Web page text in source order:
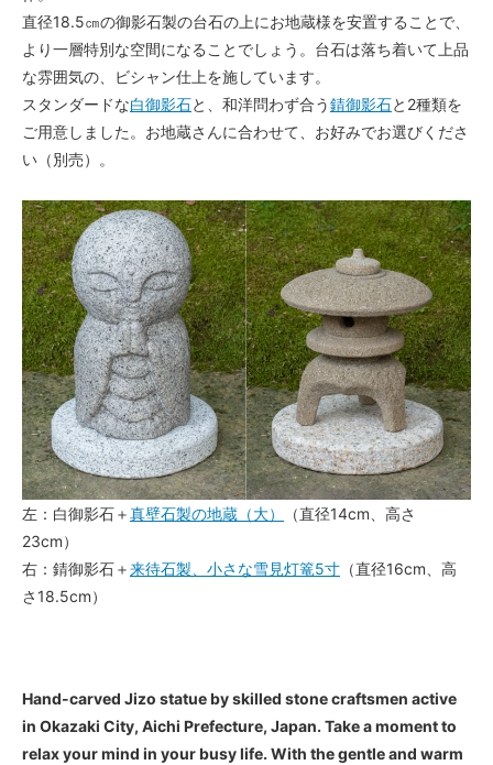
直径18.5㎝の御影石製の台石の上にお地蔵様を安置することで、
より一層特別な空間になることでしょう。台石は落ち着いて上品
な雰囲気の、ビシャン仕上を施しています。
スタンダードな白御影石と、和洋問わず合う錆御影石と2種類を
ご用意しました。お地蔵さんに合わせて、お好みでお選びくださ
い（別売）。
左：白御影石＋真壁石製の地蔵（大）
（直径14cm、高さ
23cm）
右：錆御影石＋来待石製、小さな雪見灯篭5寸 （直径16cm、高
さ18.5cm）
Hand-carved Jizo statue by skilled stone craftsmen active
in Okazaki City, Aichi Prefecture, Japan. Take a moment to
relax your mind in your busy life. With the gentle and warm